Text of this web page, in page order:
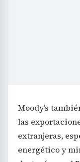
Moody’s
las
extranjeras,
energético y